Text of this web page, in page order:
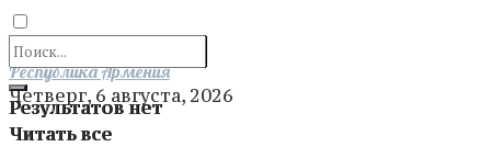
Результатов нет
Читать все
Отправить
Республика Армения
Четверг, 6 августа, 2026